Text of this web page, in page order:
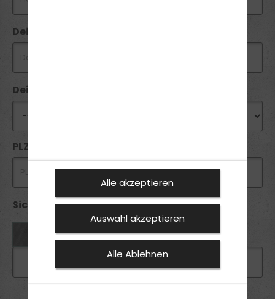
Dein Wunschtermin
Deine Wunschfiliale
PLZ *
Sicherheitsabfrage *:
Alle akzeptieren
Auswahl akzeptieren
Alle Ablehnen